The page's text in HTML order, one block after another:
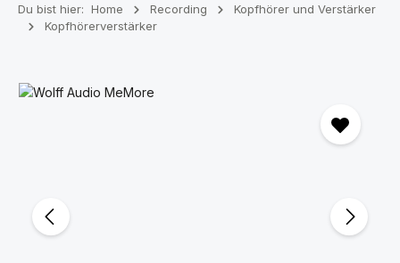
Du bist hier: Home Recording
Kopfhörer und Verstärker
Kopfhörerverstärker
Bildergalerie überspringen